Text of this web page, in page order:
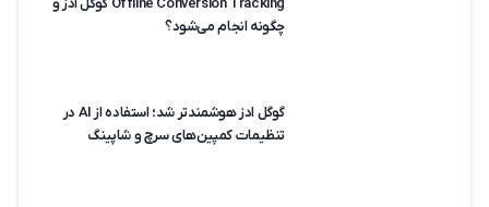
چگونه انجام می‌شود؟
گوگل ادز هوشمندتر شد؛ استفاده از AI در
تنظیمات کمپین‌های سرچ و شاپینگ